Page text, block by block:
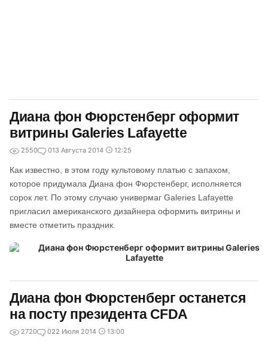
Диана фон Фюрстенберг оформит
витрины Galeries Lafayette
2550 013 Августа 2014 12:25
Как известно, в этом году культовому платью с запахом,
которое придумала Диана фон Фюрстенберг, исполняется
сорок лет. По этому случаю универмаг Galeries Lafayette
пригласил американского дизайнера оформить витрины и
вместе отметить праздник.
Диана фон Фюрстенберг останется
на посту президента CFDA
2720 022 Июля 2014 13:00